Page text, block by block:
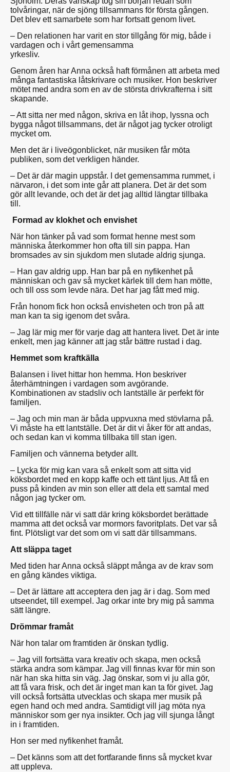
tolvåringar, när de sjöng tillsammans för första gången.
Det blev ett samarbete som har fortsatt genom livet.
– Den relationen har varit en stor tillgång för mig, både i
vardagen och i vårt gemensamma
yrkesliv.
Genom åren har Anna också haft förmånen att arbeta med
många fantastiska låtskrivare och musiker. Hon beskriver
mötet med andra som en av de största drivkrafterna i sitt
skapande.
– Att sitta ner med någon, skriva en låt ihop, lyssna och
bygga något tillsammans, det är något jag tycker otroligt
mycket om.
Men det är i liveögonblicket, när musiken får möta
publiken, som det verkligen händer.
– Det är där magin uppstår. I det gemensamma rummet, i
närvaron, i det som inte går att planera. Det är det som
gör allt levande, och det är det jag alltid längtar tillbaka
till.
Formad av klokhet och envishet
När hon tänker på vad som format henne mest som
människa återkommer hon ofta till sin pappa. Han
bromsades av sin sjukdom men slutade aldrig sjunga.
– Han gav aldrig upp. Han bar på en nyfikenhet på
människan och gav så mycket kärlek till dem han mötte,
och till oss som levde nära. Det har jag fått med mig.
Från honom fick hon också envisheten och tron på att
man kan ta sig igenom det svåra.
– Jag lär mig mer för varje dag att hantera livet. Det är inte
enkelt, men jag känner att jag står bättre rustad i dag.
Hemmet som kraftkälla
Balansen i livet hittar hon hemma. Hon beskriver
återhämtningen i vardagen som avgörande.
Kombinationen av stadsliv och lantställe är perfekt för
familjen.
– Jag och min man är båda uppvuxna med stövlarna på.
Vi måste ha ett lantställe. Det är dit vi åker för att andas,
och sedan kan vi komma tillbaka till stan igen.
Familjen och vännerna betyder allt.
– Lycka för mig kan vara så enkelt som att sitta vid
köksbordet med en kopp kaffe och ett tänt ljus. Att få en
puss på kinden av min son eller att dela ett samtal med
någon jag tycker om.
Vid ett tillfälle när vi satt där kring köksbordet berättade
mamma att det också var mormors favoritplats. Det var så
fint. Plötsligt var det som om vi satt där tillsammans.
Att släppa taget
Med tiden har Anna också släppt många av de krav som
en gång kändes viktiga.
– Det är lättare att acceptera den jag är i dag. Som med
utseendet, till exempel. Jag orkar inte bry mig på samma
sätt längre.
Drömmar framåt
När hon talar om framtiden är önskan tydlig.
– Jag vill fortsätta vara kreativ och skapa, men också
stärka andra som kämpar. Jag vill finnas kvar för min son
när han ska hitta sin väg. Jag önskar, som vi ju alla gör,
att få vara frisk, och det är inget man kan ta för givet. Jag
vill också fortsätta utvecklas och skapa mer musik på
egen hand och med andra. Samtidigt vill jag möta nya
människor som ger nya insikter. Och jag vill sjunga långt
in i framtiden.
Hon ser med nyfikenhet framåt.
– Det känns som att det fortfarande finns så mycket kvar
att uppleva.